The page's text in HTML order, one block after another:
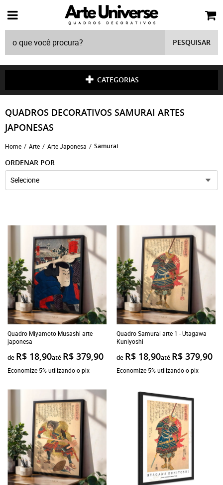
PESQUISAR
CATEGORIAS
QUADROS DECORATIVOS SAMURAI ARTES
JAPONESAS
Home Arte Arte Japonesa Samurai
ORDENAR POR
Selecione
Quadro Miyamoto Musashi arte
japonesa
de R$ 18,90até R$ 379,90
Economize 5% utilizando o pix
Quadro Samurai arte 1 - Utagawa
Kuniyoshi
de R$ 18,90até R$ 379,90
Economize 5% utilizando o pix